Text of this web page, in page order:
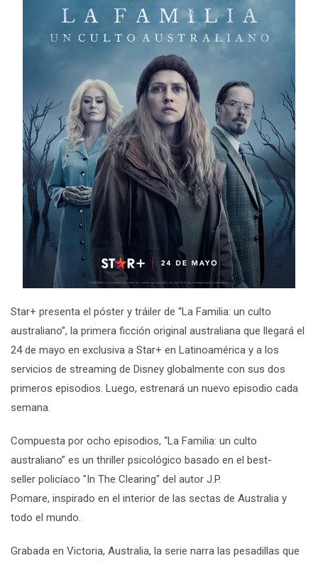
Star+ presenta el póster y tráiler de “La Familia: un culto
australiano”, la primera ficción original australiana que llegará el
24 de mayo en exclusiva a Star+ en Latinoamérica y a los
servicios de streaming de Disney globalmente con sus dos
primeros episodios. Luego, estrenará un nuevo episodio cada
semana.
Compuesta por ocho episodios, “La Familia: un culto
australiano” es un thriller psicológico basado en el best-
seller policíaco "In The Clearing" del autor J.P.
Pomare, inspirado en el interior de las sectas de Australia y
todo el mundo.
Grabada en Victoria, Australia, la serie narra las pesadillas que